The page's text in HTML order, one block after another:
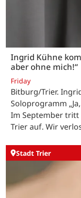
Ingrid Kühne
aber ohne mich!“
Friday
Bitburg/Trier.
Soloprogramm
Im September
Trier auf. Wir
Stadt Trier